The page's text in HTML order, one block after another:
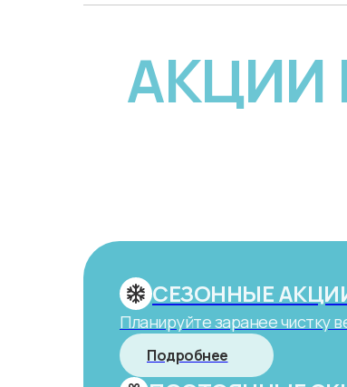
АКЦИИ
СЕЗОННЫЕ
Планируйте заранее чистку
Подробнее